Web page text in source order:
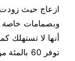
ازعاج حيث
وبصمامات خاصة
أنها لا تستهلك
توفر 60